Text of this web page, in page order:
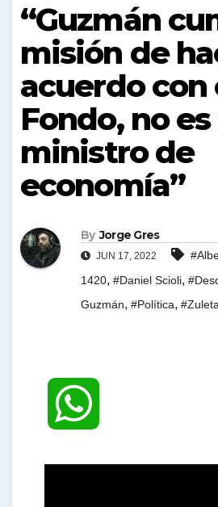
“Guzmán
misión de
acuerdo con
Fondo, no
ministro de
economía”
By Jorge Gres
JUN 17, 2022
1420, #Daniel Scioli,
Guzmán, #Política,